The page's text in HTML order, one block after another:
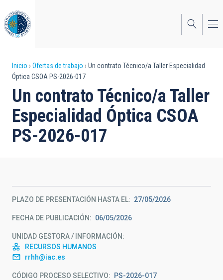
al
contenido
principal
Sobrescribir
enlaces
de
ayuda
a
Inicio Ofertas de trabajo
Un contrato Técnico/a Taller Especialidad
Óptica CSOA PS-2026-017
Un contrato Técnico/a Taller
Especialidad Óptica CSOA
PS-2026-017
PLAZO DE PRESENTACIÓN HASTA EL 27/05/2026
FECHA DE PUBLICACIÓN 06/05/2026
UNIDAD GESTORA / INFORMACIÓN
RECURSOS HUMANOS
rrhh@iac.es
CÓDIGO PROCESO SELECTIVO PS-2026-017